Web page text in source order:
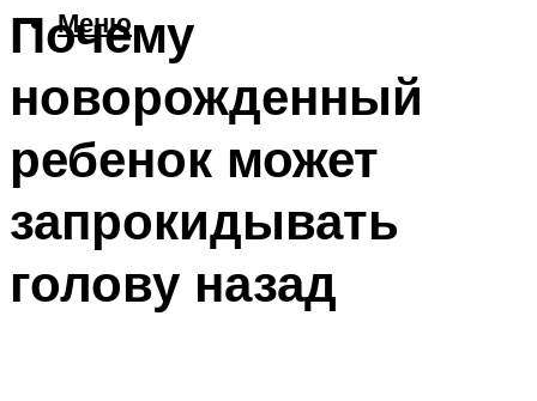
Меню
Почему
новорожденный
ребенок может
запрокидывать
голову назад